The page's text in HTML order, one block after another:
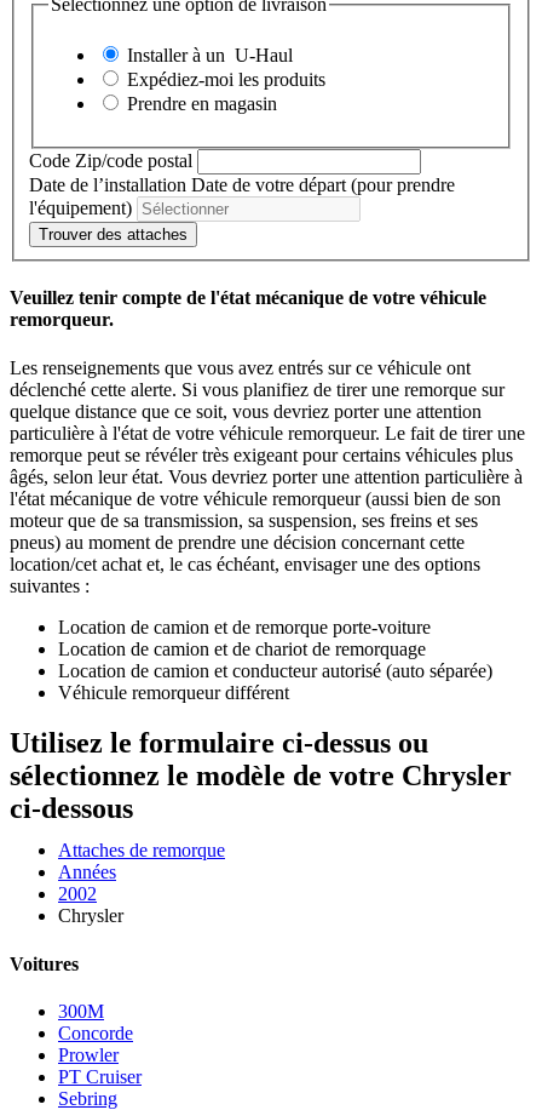
Sélectionnez une option de livraison
Installer à un U-Haul
Expédiez-moi les produits
Prendre en magasin
Code Zip/code postal
Date de l’installation Date de votre départ (pour prendre
l'équipement)
Trouver des attaches
Veuillez tenir compte de l'état mécanique de votre véhicule
remorqueur.
Les renseignements que vous avez entrés sur ce véhicule ont
déclenché cette alerte. Si vous planifiez de tirer une remorque sur
quelque distance que ce soit, vous devriez porter une attention
particulière à l'état de votre véhicule remorqueur. Le fait de tirer une
remorque peut se révéler très exigeant pour certains véhicules plus
âgés, selon leur état. Vous devriez porter une attention particulière à
l'état mécanique de votre véhicule remorqueur (aussi bien de son
moteur que de sa transmission, sa suspension, ses freins et ses
pneus) au moment de prendre une décision concernant cette
location/cet achat et, le cas échéant, envisager une des options
suivantes :
Location de camion et de remorque porte-voiture
Location de camion et de chariot de remorquage
Location de camion et conducteur autorisé (auto séparée)
Véhicule remorqueur différent
Utilisez le formulaire ci-dessus ou
sélectionnez le modèle de votre Chrysler
ci-dessous
Attaches de remorque
Années
2002
Chrysler
Voitures
300M
Concorde
Prowler
PT Cruiser
Sebring